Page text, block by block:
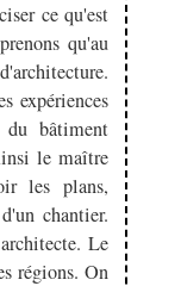
ce qu'est
qu'au
expériences
du bâtiment
le maître
les plans,
chantier.
Le
régions. On